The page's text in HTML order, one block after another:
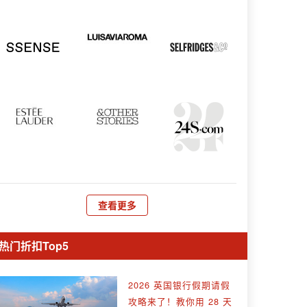
查看更多
门折扣Top5
2026 英国银行假期请假
攻略来了！教你用 28 天